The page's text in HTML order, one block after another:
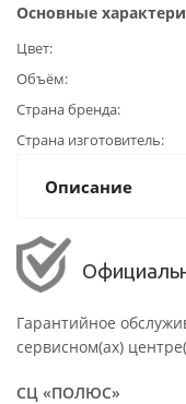
Основные
Цвет
Объём
Страна бренда
Страна изготовитель
Описание
Гарантийное
сервисном(ах)
СЦ «ПОЛЮС»